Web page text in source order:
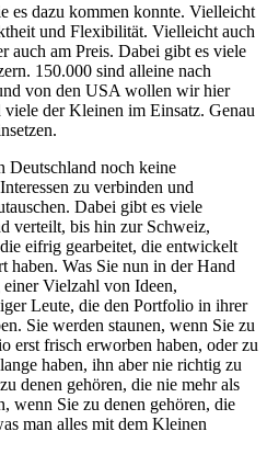
es dazu kommen konnte. Vielleicht
und Flexibilität. Vielleicht auch
auch am Preis. Dabei gibt es viele
150.000 sind alleine nach
von den USA wollen wir hier
der Kleinen im Einsatz. Genau
Deutschland noch keine
zu verbinden und
Dabei gibt es viele
verteilt, bis hin zur Schweiz,
eifrig gearbeitet, die entwickelt
haben. Was Sie nun in der Hand
Vielzahl von Ideen,
Leute, die den Portfolio in ihrer
Sie werden staunen, wenn Sie zu
erst frisch erworben haben, oder zu
haben, ihn aber nie richtig zu
denen gehören, die nie mehr als
wenn Sie zu denen gehören, die
man alles mit dem Kleinen